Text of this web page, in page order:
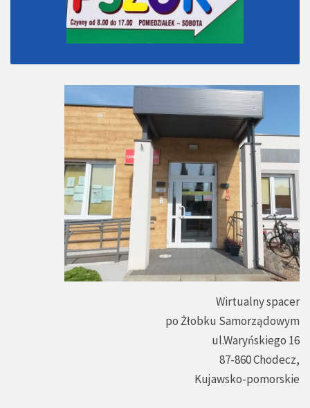
Wirtualny spacer
po Żłobku Samorządowym
ul.Waryńskiego 16
87-860 Chodecz,
Kujawsko-pomorskie